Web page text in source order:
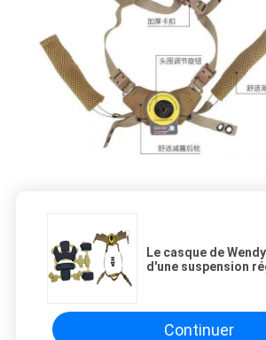
Le casque de
d'une suspension
Continuer